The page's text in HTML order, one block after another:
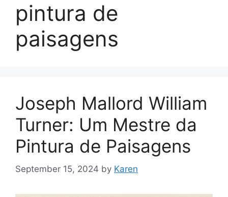
pintura de
paisagens
Joseph Mallord William
Turner: Um Mestre da
Pintura de Paisagens
September 15, 2024 by Karen